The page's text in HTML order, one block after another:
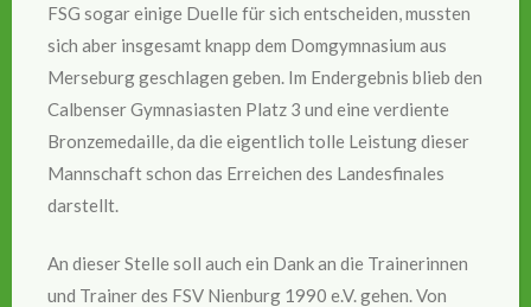
FSG sogar einige Duelle für sich entscheiden, mussten
sich aber insgesamt knapp dem Domgymnasium aus
Merseburg geschlagen geben. Im Endergebnis blieb den
Calbenser Gymnasiasten Platz 3 und eine verdiente
Bronzemedaille, da die eigentlich tolle Leistung dieser
Mannschaft schon das Erreichen des Landesfinales
darstellt.
An dieser Stelle soll auch ein Dank an die Trainerinnen
und Trainer des FSV Nienburg 1990 e.V. gehen. Von